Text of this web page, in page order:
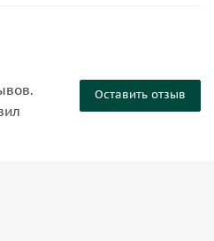
Оставить отзыв